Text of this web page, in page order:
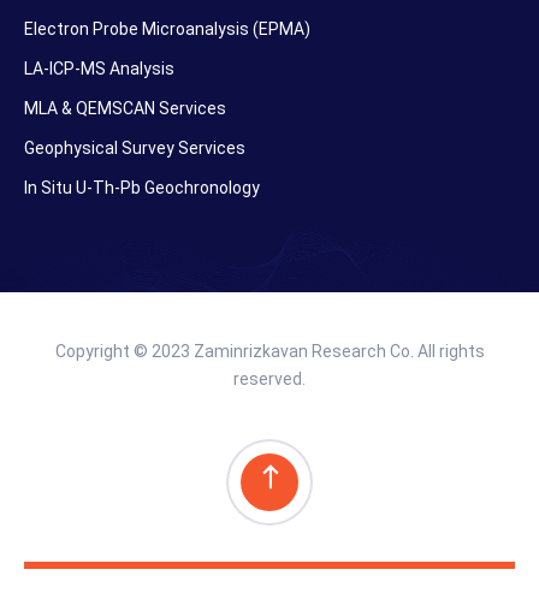
Electron Probe Microanalysis (EPMA)
LA-ICP-MS Analysis
MLA & QEMSCAN Services
Geophysical Survey Services
In Situ U-Th-Pb Geochronology
Copyright © 2023 Zaminrizkavan Research Co. All rights
reserved.